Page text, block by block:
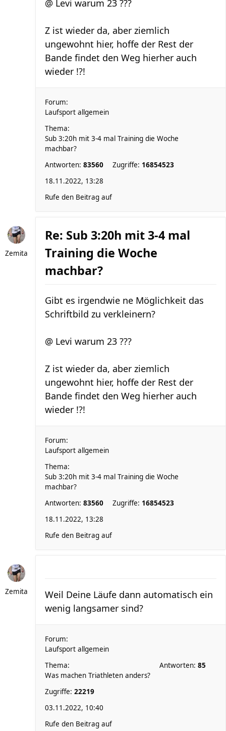
@ Levi warum 23 ???
Z ist wieder da, aber ziemlich
ungewohnt hier, hoffe der Rest der
Bande findet den Weg hierher auch
wieder !?!
Forum:
Laufsport allgemein
Thema:
Sub 3:20h mit 3-4 mal Training die Woche
machbar?
Antworten: 83560 Zugriffe: 16854523
18.11.2022, 13:28
Rufe den Beitrag auf
Zemita
Re: Sub 3:20h mit 3-4 mal
Training die Woche
machbar?
Gibt es irgendwie ne Möglichkeit das
Schriftbild zu verkleinern?
@ Levi warum 23 ???
Z ist wieder da, aber ziemlich
ungewohnt hier, hoffe der Rest der
Bande findet den Weg hierher auch
wieder !?!
Forum:
Laufsport allgemein
Thema:
Sub 3:20h mit 3-4 mal Training die Woche
machbar?
Antworten: 83560 Zugriffe: 16854523
18.11.2022, 13:28
Rufe den Beitrag auf
Zemita
Weil Deine Läufe dann automatisch ein
wenig langsamer sind?
Forum:
Laufsport allgemein
Thema:
Was machen Triathleten anders?
Antworten: 85
Zugriffe: 22219
03.11.2022, 10:40
Rufe den Beitrag auf